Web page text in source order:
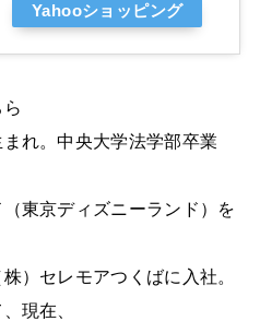
Yahooショッピング
れ。中央大学法学部卒業
（東京ディズニーランド）を
）セレモアつくばに入社。
現在、